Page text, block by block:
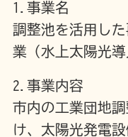
1.事業名
調整池を活用し
業（水上太陽光導
2.事業内容
市内の工業団地
け、太陽光発電